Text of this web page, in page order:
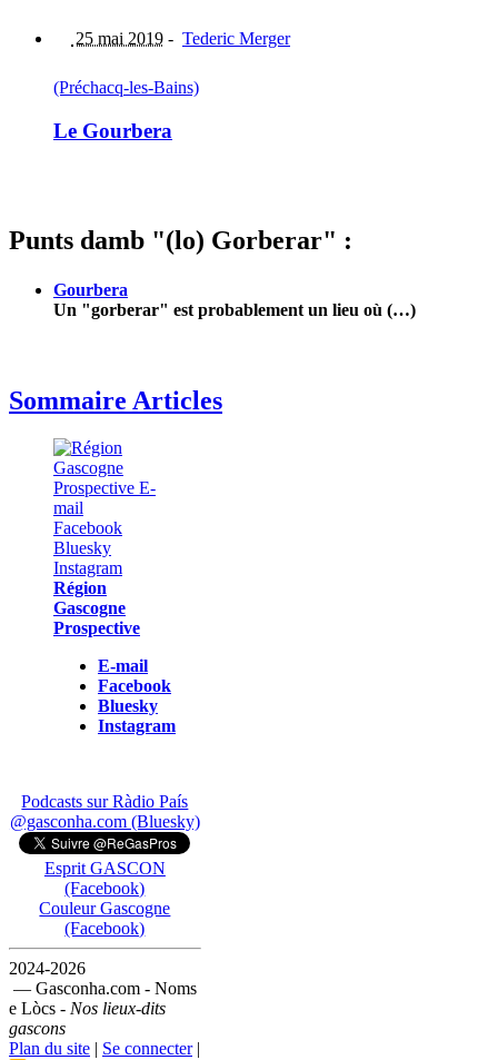
25 mai 2019 - Tederic Merger
(Préchacq-les-Bains)
Le Gourbera
Punts damb "(lo) Gorberar" :
Gourbera
Un "gorberar" est probablement un lieu où (…)
Sommaire Articles
Région
Gascogne
Prospective
E-mail
Facebook
Bluesky
Instagram
Podcasts sur Ràdio País
@gasconha.com (Bluesky)
Esprit GASCON
(Facebook)
Couleur Gascogne
(Facebook)
2024-2026
— Gasconha.com - Noms
e Lòcs - Nos lieux-dits
gascons
Plan du site | Se connecter|